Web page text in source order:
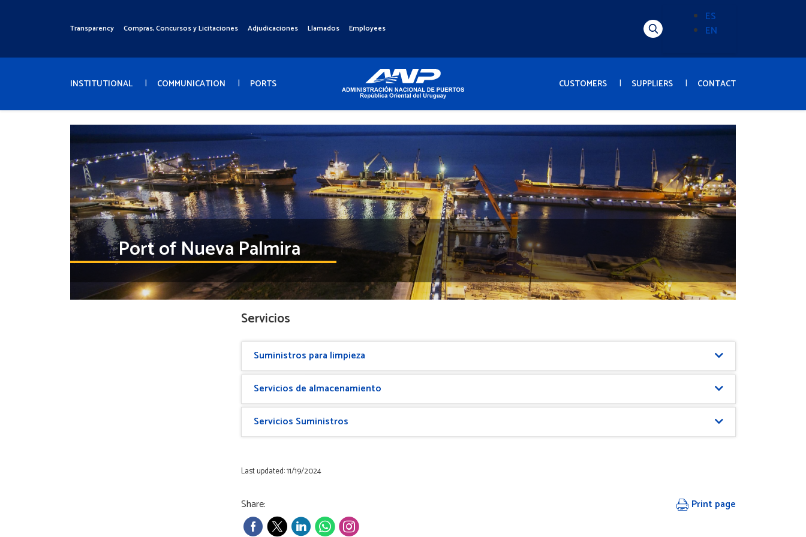
Menú
Transparency Compras, Concursos y Licitaciones Adjudicaciones Llamados Employees Alternador
(Content)
ES
EN
Menú
INSTITUTIONAL COMMUNICATION PORTS CUSTOMERS SUPPLIERS CONTACT
Port of Nueva Palmira
Servicios
Suministros para limpieza
Servicios de almacenamiento
Servicios Suministros
Last updated: 11/19/2024
Share: Print page